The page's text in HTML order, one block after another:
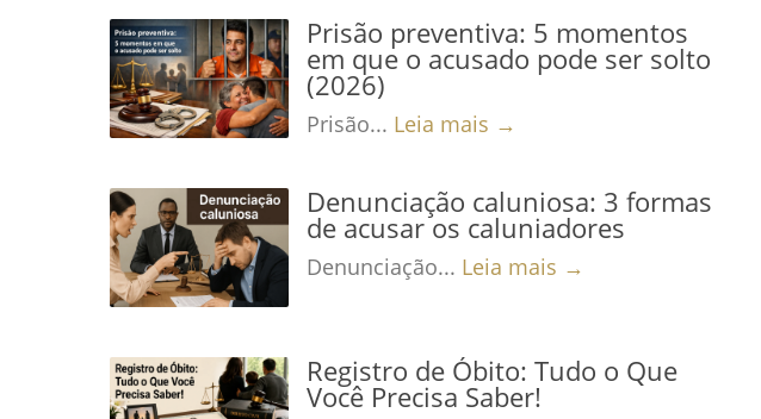
Prisão preventiva: 5 momentos
em que o acusado pode ser solto
(2026)
Prisão... Leia mais →
Denunciação caluniosa: 3 formas
de acusar os caluniadores
Denunciação... Leia mais →
Registro de Óbito: Tudo o Que
Você Precisa Saber!